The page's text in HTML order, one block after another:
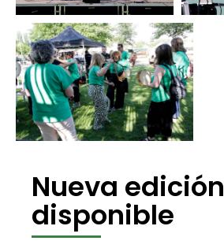
Nueva edición
disponible